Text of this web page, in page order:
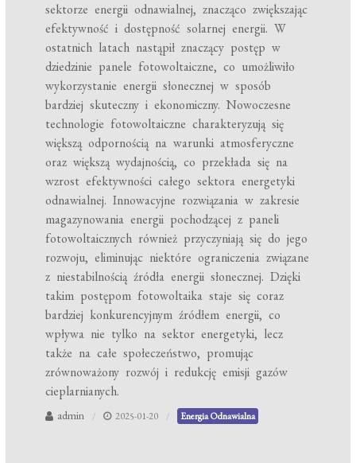
sektorze energii odnawialnej, znacząco zwiększając
efektywność i dostępność solarnej energii. W
ostatnich latach nastąpił znaczący postęp w
dziedzinie panele fotowoltaiczne, co umożliwiło
wykorzystanie energii słonecznej w sposób
bardziej skuteczny i ekonomiczny. Nowoczesne
technologie fotowoltaiczne charakteryzują się
większą odpornością na warunki atmosferyczne
oraz większą wydajnością, co przekłada się na
wzrost efektywności całego sektora energetyki
odnawialnej. Innowacyjne rozwiązania w zakresie
magazynowania energii pochodzącej z paneli
fotowoltaicznych również przyczyniają się do jego
rozwoju, eliminując niektóre ograniczenia związane
z niestabilnością źródła energii słonecznej. Dzięki
takim postępom fotowoltaika staje się coraz
bardziej konkurencyjnym źródłem energii, co
wpływa nie tylko na sektor energetyki, lecz
także na całe społeczeństwo, promując
zrównoważony rozwój i redukcję emisji gazów
cieplarnianych.
admin 2025-01-20 Energia Odnawialna